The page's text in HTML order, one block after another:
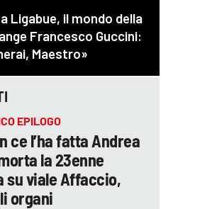
EPILOGO
ce l’ha fatta Andrea
la 23enne
su viale Affaccio,
organi